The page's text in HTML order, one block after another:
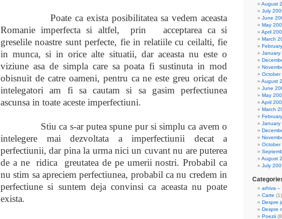
Poate ca exista posibilitatea sa vedem aceasta
Romanie imperfecta si altfel,
prin
acceptarea ca si
greselile noastre sunt perfecte, fie in relatiile cu ceilalti, fie
in munca, si in orice alte situatii, dar aceasta nu este o
viziune asa de simpla care sa poata fi sustinuta in mod
obisnuit de catre oameni, pentru ca ne este greu oricat de
intelegatori am fi sa cautam si sa gasim perfectiunea
ascunsa in toate aceste imperfectiuni.
Stiu ca s-ar putea spune pur si simplu ca avem o
intelegere mai dezvoltata a imperfectiunii decat a
perfectiunii, dar pina la urma nici un cuvant nu are puterea
de a ne
ridica
greutatea de pe umerii nostri. Probabil ca
nu stim sa apreciem perfectiunea, probabil ca nu credem in
perfectiune si suntem deja convinsi ca aceasta nu poate
exista.
August
July
June
May
April
March
January
October
August
June
May
April
March
January
October
August
July
arhiva –
Carte (1)
Despre
Despre
Poezii